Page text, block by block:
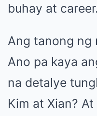
buhay at career.
Ang tanong ng
Ano pa kaya
na detalye
Kim at Xian?